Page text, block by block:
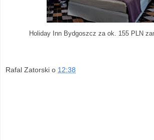
Holiday Inn Bydgoszcz za ok. 155 PLN
Rafal Zatorski o 12:38